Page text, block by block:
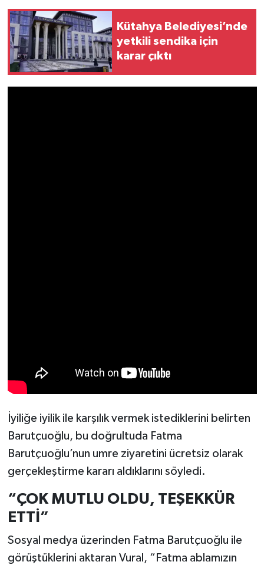
Kütahya Belediyesi’nde
yetkili sendika için
karar çıktı
İyiliğe iyilik ile karşılık vermek istediklerini belirten
Barutçuoğlu, bu doğrultuda Fatma
Barutçuoğlu’nun umre ziyaretini ücretsiz olarak
gerçekleştirme kararı aldıklarını söyledi.
“ÇOK MUTLU OLDU, TEŞEKKÜR
ETTİ”
Sosyal medya üzerinden Fatma Barutçuoğlu ile
görüştüklerini aktaran Vural, “Fatma ablamızın
Şaphane
Simav